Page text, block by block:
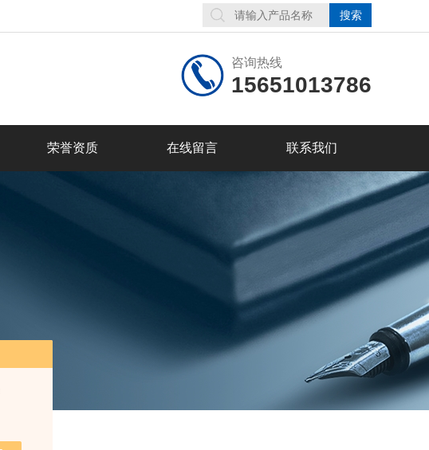
咨询热线
15651013786
荣誉资质 在线留言 联系我们